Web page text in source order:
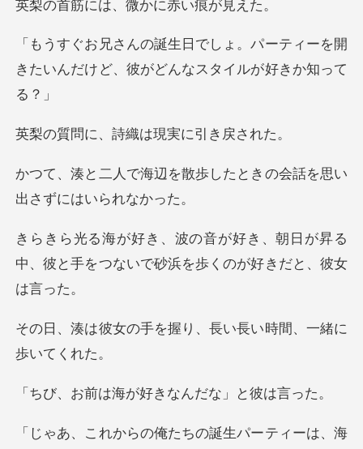
は、微かに赤
パーティーを開
きたいんだけど、彼が
、詩織は現実
散歩したときの会話を思い
、朝日が昇る
中、彼と手をつないで砂
を握り、長い長い時間
海が好きなんだ
パーティーは、海